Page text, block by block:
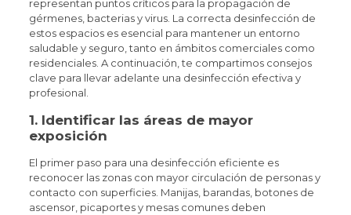
representan puntos críticos para la propagación de
gérmenes, bacterias y virus. La correcta desinfección de
estos espacios es esencial para mantener un entorno
saludable y seguro, tanto en ámbitos comerciales como
residenciales. A continuación, te compartimos consejos
clave para llevar adelante una desinfección efectiva y
profesional.
1. Identificar las áreas de mayor
exposición
El primer paso para una desinfección eficiente es
reconocer las zonas con mayor circulación de personas y
contacto con superficies. Manijas, barandas, botones de
ascensor, picaportes y mesas comunes deben